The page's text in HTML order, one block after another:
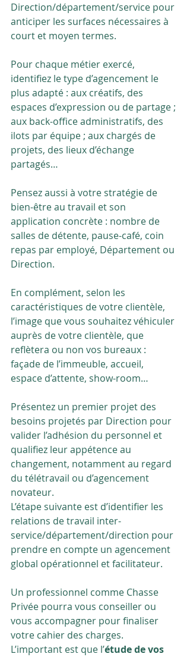
Direction/département/service pour
anticiper les surfaces nécessaires à
court et moyen termes.
Pour chaque métier exercé,
identifiez le type d’agencement le
plus adapté : aux créatifs, des
espaces d’expression ou de partage ;
aux back-office administratifs, des
ilots par équipe ; aux chargés de
projets, des lieux d’échange
partagés…
Pensez aussi à votre stratégie de
bien-être au travail et son
application concrète : nombre de
salles de détente, pause-café, coin
repas par employé, Département ou
Direction.
En complément, selon les
caractéristiques de votre clientèle,
l’image que vous souhaitez véhiculer
auprès de votre clientèle, que
reflètera ou non vos bureaux :
façade de l’immeuble, accueil,
espace d’attente, show-room…
Présentez un premier projet des
besoins projetés par Direction pour
valider l’adhésion du personnel et
qualifiez leur appétence au
changement, notamment au regard
du télétravail ou d’agencement
novateur.
L’étape suivante est d’identifier les
relations de travail inter-
service/département/direction pour
prendre en compte un agencement
global opérationnel et facilitateur.
Un professionnel comme Chasse
Privée pourra vous conseiller ou
vous accompagner pour finaliser
votre cahier des charges.
L’important est que l’étude de vos